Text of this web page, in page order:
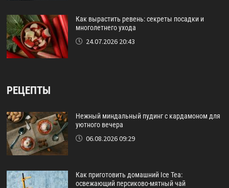
Как вырастить ревень: секреты посадки и
многолетнего ухода
24.07.2026 20:43
РЕЦЕПТЫ
Нежный миндальный пудинг с кардамоном для
уютного вечера
06.08.2026 09:29
Как приготовить домашний Ice Tea:
освежающий персиково-мятный чай